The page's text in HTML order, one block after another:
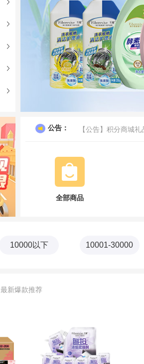
公告：
【公告】积分商城
【公告】关于积分有
全部商品
10000以下 10001-30000
最新爆款推荐